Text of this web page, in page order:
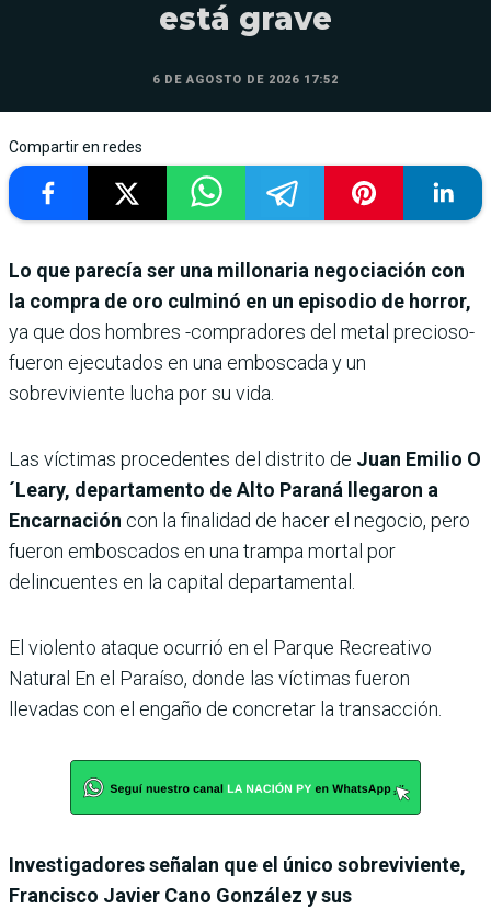
está grave
6 DE AGOSTO DE 2026 17:52
Compartir en redes
Lo que parecía ser una millonaria negociación con
la compra de oro culminó en un episodio de horror,
ya que dos hombres -compradores del metal precioso-
fueron ejecutados en una emboscada y un
sobreviviente lucha por su vida.
Las víctimas procedentes del distrito de Juan Emilio O
´Leary, departamento de Alto Paraná llegaron a
Encarnación con la finalidad de hacer el negocio, pero
fueron emboscados en una trampa mortal por
delincuentes en la capital departamental.
El violento ataque ocurrió en el Parque Recreativo
Natural En el Paraíso, donde las víctimas fueron
llevadas con el engaño de concretar la transacción.
Investigadores señalan que el único sobreviviente,
Francisco Javier Cano González y sus